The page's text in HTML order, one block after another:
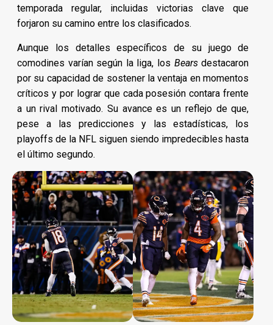
temporada regular, incluidas victorias clave que
forjaron su camino entre los clasificados.
Aunque los detalles específicos de su juego de
comodines varían según la liga, los Bearsdestacaron
por su capacidad de sostener la ventaja en momentos
críticos y por lograr que cada posesión contara frente
a un rival motivado. Su avance es un reflejo de que,
pese a las predicciones y las estadísticas, los
playoffs de la NFL siguen siendo impredecibles hasta
el último segundo.